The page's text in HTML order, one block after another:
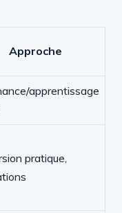
Approche
apprentissage
pratique,